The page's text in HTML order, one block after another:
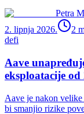
Petra
2. lipnja 2026.
2
defi
Aave
eksploatacije
Aave je nakon
bi smanjio rizike